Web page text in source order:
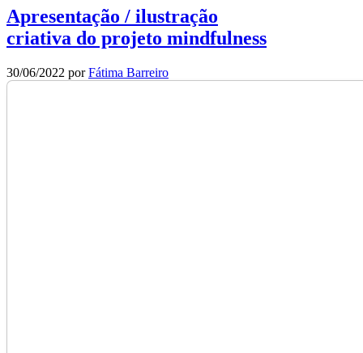
Apresentação / ilustração
criativa do projeto mindfulness
30/06/2022 porFátima Barreiro